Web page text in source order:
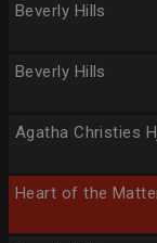
Beverly Hills
Beverly Hills
Agatha Christies
Heart of the